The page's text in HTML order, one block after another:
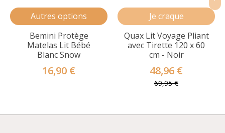
Autres options
Bemini Protège
Matelas Lit Bébé
Blanc Snow
16,90 €
Je craque
Quax Lit Voyage Pliant
avec Tirette 120 x 60
cm - Noir
48,96 €
69,95 €